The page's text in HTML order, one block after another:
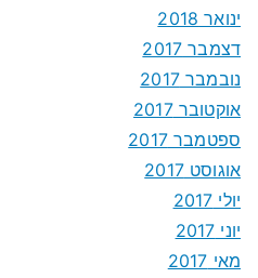
ינואר 2018
דצמבר 2017
נובמבר 2017
אוקטובר 2017
ספטמבר 2017
אוגוסט 2017
יולי 2017
יוני 2017
מאי 2017